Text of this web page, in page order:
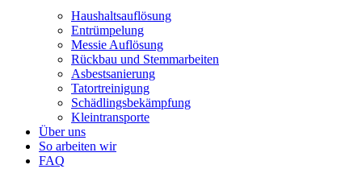
Haushaltsauflösung
Entrümpelung
Messie Auflösung
Rückbau und Stemmarbeiten
Asbestsanierung
Tatortreinigung
Schädlingsbekämpfung
Kleintransporte
Über uns
So arbeiten wir
FAQ